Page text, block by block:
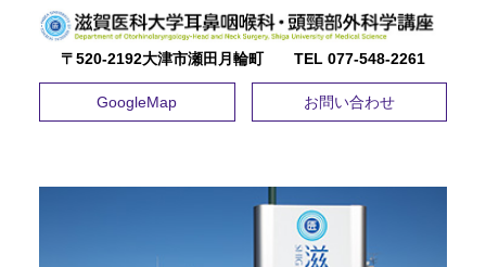
〒520-2192大津市瀬田月輪町 TEL ​077-548-2261
GoogleMap お問い合わせ